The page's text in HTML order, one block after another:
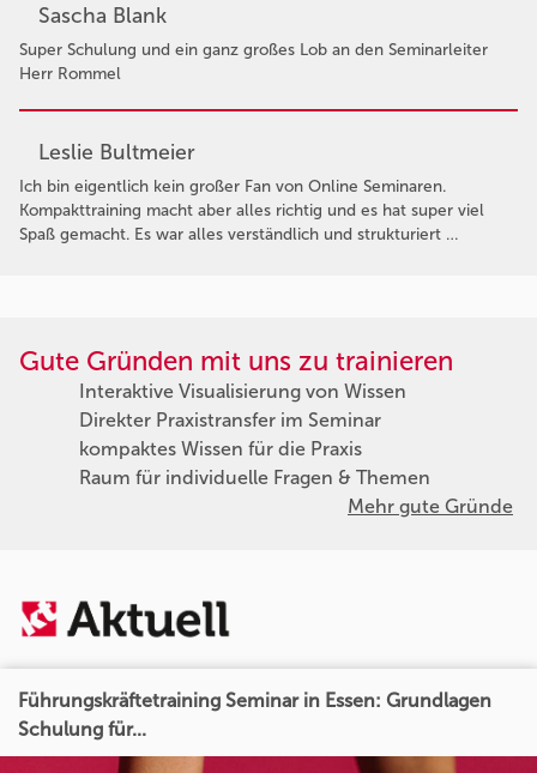
Sascha Blank
Super Schulung und ein ganz großes Lob an den Seminarleiter
Herr Rommel
Leslie Bultmeier
Ich bin eigentlich kein großer Fan von Online Seminaren.
Kompakttraining macht aber alles richtig und es hat super viel
Spaß gemacht. Es war alles verständlich und strukturiert …
Gute Gründen mit uns zu trainieren
Interaktive Visualisierung von Wissen
Direkter Praxistransfer im Seminar
kompaktes Wissen für die Praxis
Raum für individuelle Fragen & Themen
Mehr gute Gründe
Führungskräftetraining Seminar in Essen: Grundlagen
Schulung für...